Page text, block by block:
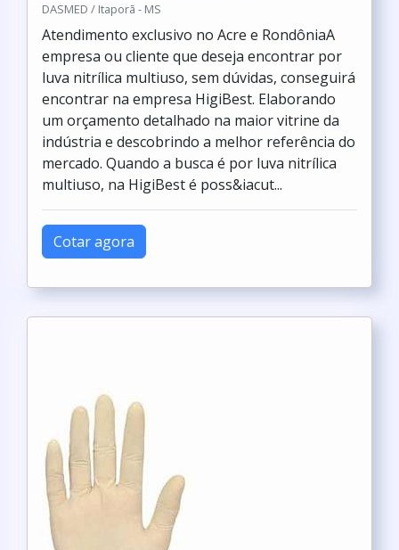
DASMED / Itaporã - MS
Atendimento exclusivo no Acre e RondôniaA
empresa ou cliente que deseja encontrar por
luva nitrílica multiuso, sem dúvidas, conseguirá
encontrar na empresa HigiBest. Elaborando
um orçamento detalhado na maior vitrine da
indústria e descobrindo a melhor referência do
mercado. Quando a busca é por luva nitrílica
multiuso, na HigiBest é poss&iacut...
Cotar agora